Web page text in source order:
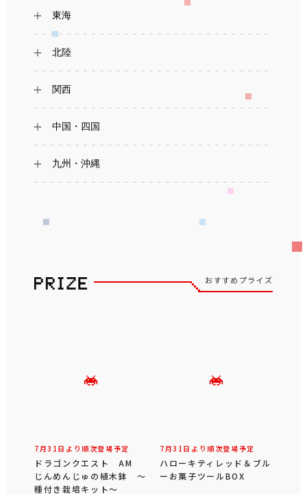
東海
北陸
関西
中国・四国
九州・沖縄
おすすめプライズ
7月31日より順次登場予定
ドラゴンクエスト AM
じんめんじゅの植木鉢 ～
種付き栽培キット～
7月31日より順次登場予定
ハローキティレッド＆ブル
ーお菓子ツールBOX